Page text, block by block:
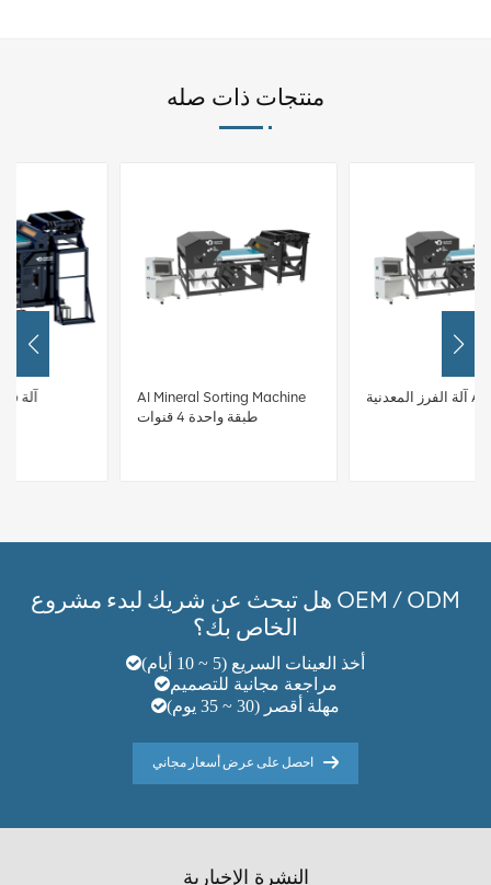
منتجات ذات صله
AI Mineral Sorting Machine
طبقة واحدة 4 قنوات
آلة الفرز المعدنية AI
هل تبحث عن شريك لبدء مشروع OEM / ODM
الخاص بك؟
أخذ العينات السريع (5 ~ 10 أيام)
مراجعة مجانية للتصميم
مهلة أقصر (30 ~ 35 يوم)
احصل على عرض أسعار مجاني
النشرة الإخبارية